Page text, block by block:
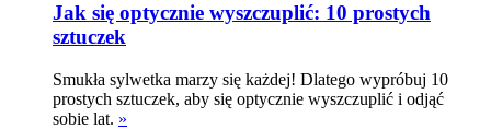
Jak się optycznie wyszczuplić: 10 prostych
sztuczek
Smukła sylwetka marzy się każdej! Dlatego wypróbuj 10
prostych sztuczek, aby się optycznie wyszczuplić i odjąć
sobie lat. »